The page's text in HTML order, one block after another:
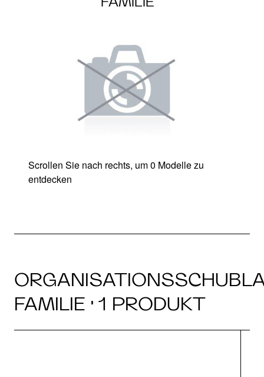
Scrollen Sie nach rechts, um 0 Modelle zu
entdecken
FAMILIE · 1 PRODUKT